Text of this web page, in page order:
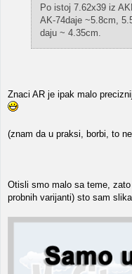
Po istoj 7.62x39 iz
AK-74daje ~5.8cm,
daju ~ 4.35cm.
Znaci AR je ipak malo
(znam da u praksi, borbi, to
Otisli smo malo sa teme,
probnih varijanti) sto sam